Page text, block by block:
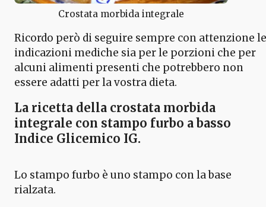
Crostata morbida integrale
Ricordo però di seguire sempre con attenzione le
indicazioni mediche sia per le porzioni che per
alcuni alimenti presenti che potrebbero non
essere adatti per la vostra dieta.
La ricetta della crostata morbida
integrale con stampo furbo a basso
Indice Glicemico IG.
Lo stampo furbo è uno stampo con la base
rialzata.